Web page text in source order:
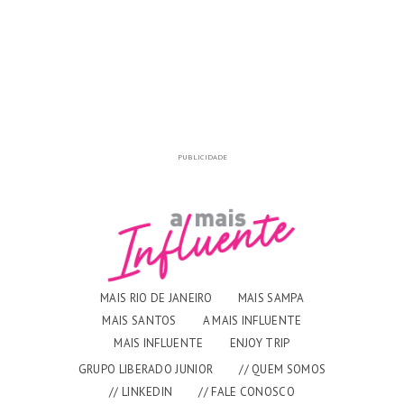
PUBLICIDADE
MAIS RIO DE JANEIRO
MAIS SAMPA
MAIS SANTOS
A MAIS INFLUENTE
MAIS INFLUENTE
ENJOY TRIP
GRUPO LIBERADO JUNIOR
// QUEM SOMOS
// LINKEDIN
// FALE CONOSCO